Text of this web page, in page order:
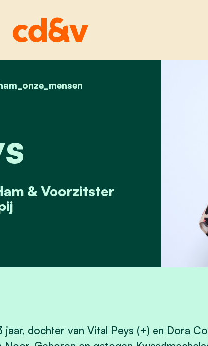
& Voorzitster
jaar, dochter van Vital Peys (+) en Dora